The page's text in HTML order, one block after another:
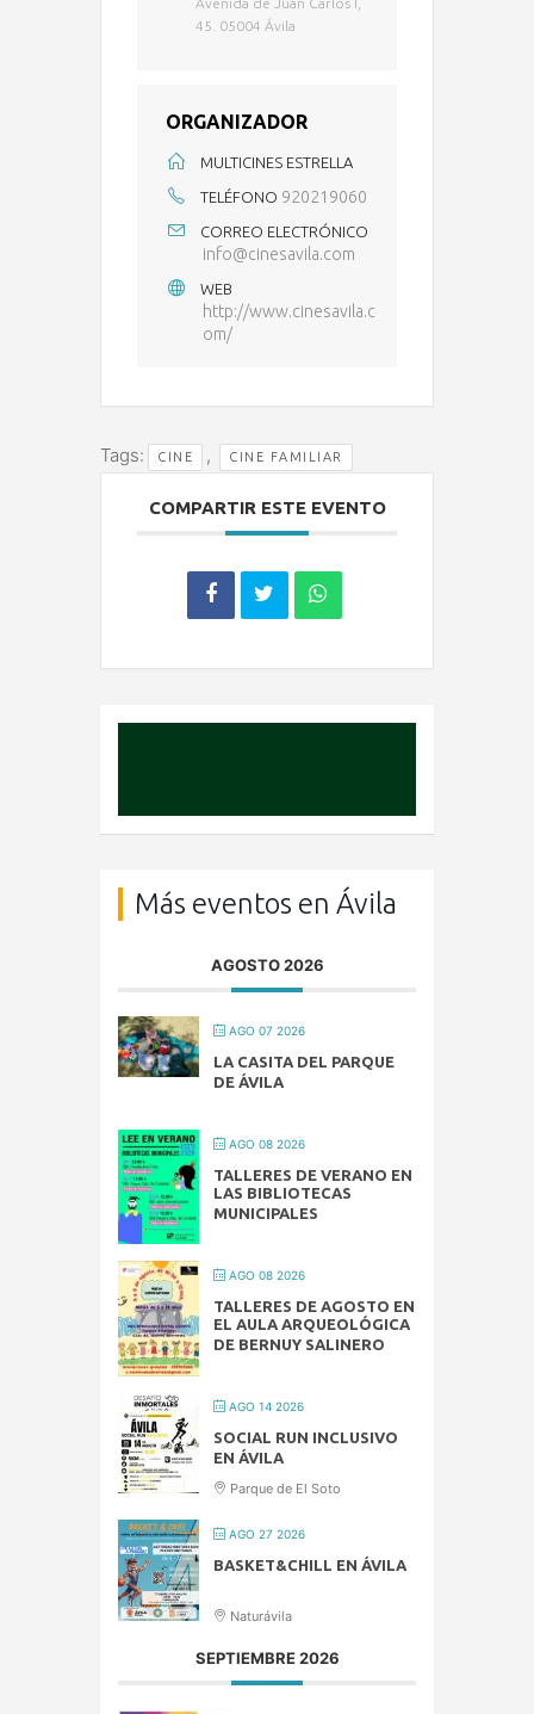
45. 05004 Ávila
ORGANIZADOR
MULTICINES ESTRELLA
TELÉFONO 920219060
CORREO ELECTRÓNICO
info@cinesavila.com
WEB
http://www.cinesavila.c
om/
Tags: CINE , CINE FAMILIAR
COMPARTIR ESTE EVENTO
Más eventos en Ávila
AGOSTO 2026
AGO 07 2026
LA CASITA DEL PARQUE
DE ÁVILA
AGO 08 2026
TALLERES DE VERANO EN
LAS BIBLIOTECAS
MUNICIPALES
AGO 08 2026
TALLERES DE AGOSTO EN
EL AULA ARQUEOLÓGICA
DE BERNUY SALINERO
AGO 14 2026
SOCIAL RUN INCLUSIVO
EN ÁVILA
Parque de El Soto
AGO 27 2026
BASKET&CHILL EN ÁVILA
Naturávila
SEPTIEMBRE 2026